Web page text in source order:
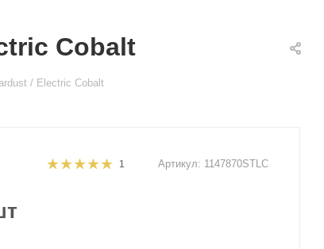
Cobalt
/ Electric Cobalt
1 Артикул: 1147870STLC